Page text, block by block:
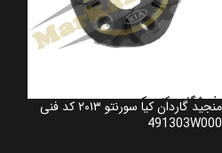
منجید گاردان کیا سورنتو ۲۰۱۳ کد فنی
491303W000